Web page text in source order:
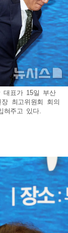
대표가 15일 부산
최고위원회 회의
주고 있다.